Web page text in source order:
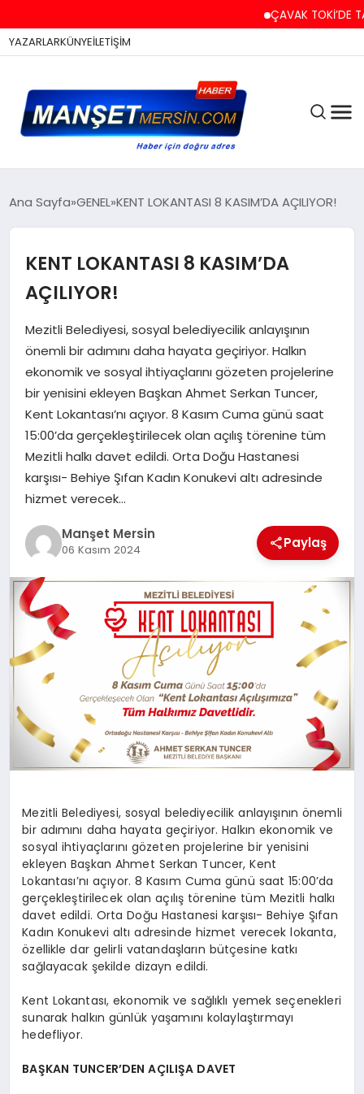
ÇAVAK TOKİ’DE TAPU
YAZARLARKÜNYEİLETİŞİM
ASAYİŞ
EĞİTİM
GÜNDEM
KÜLTÜR SANAT
MAGAZİN
SAĞLIK
SİYASET
SPOR
DİĞER
Ana Sayfa GENEL KENT LOKANTASI 8 KASIM’DA AÇILIYOR!
KENT LOKANTASI 8 KASIM’DA
AÇILIYOR!
Mezitli Belediyesi, sosyal belediyecilik anlayışının
önemli bir adımını daha hayata geçiriyor. Halkın
ekonomik ve sosyal ihtiyaçlarını gözeten projelerine
bir yenisini ekleyen Başkan Ahmet Serkan Tuncer,
Kent Lokantası’nı açıyor. 8 Kasım Cuma günü saat
15:00’da gerçekleştirilecek olan açılış törenine tüm
Mezitli halkı davet edildi. Orta Doğu Hastanesi
karşısı- Behiye Şıfan Kadın Konukevi altı adresinde
hizmet verecek…
Manşet Mersin
06 Kasım 2024 Paylaş
Mezitli Belediyesi, sosyal belediyecilik anlayışının önemli
bir adımını daha hayata geçiriyor. Halkın ekonomik ve
sosyal ihtiyaçlarını gözeten projelerine bir yenisini
ekleyen Başkan Ahmet Serkan Tuncer, Kent
Lokantası’nı açıyor. 8 Kasım Cuma günü saat 15:00’da
gerçekleştirilecek olan açılış törenine tüm Mezitli halkı
davet edildi. Orta Doğu Hastanesi karşısı- Behiye Şıfan
Kadın Konukevi altı adresinde hizmet verecek lokanta,
özellikle dar gelirli vatandaşların bütçesine katkı
sağlayacak şekilde dizayn edildi.
Kent Lokantası, ekonomik ve sağlıklı yemek seçenekleri
sunarak halkın günlük yaşamını kolaylaştırmayı
hedefliyor.
BAŞKAN TUNCER’DEN AÇILIŞA DAVET